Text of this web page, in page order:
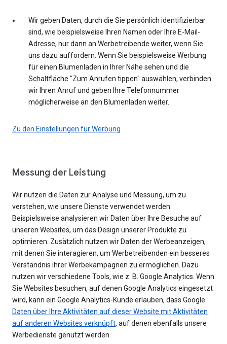
Wir geben Daten, durch die Sie persönlich identifizierbar
sind, wie beispielsweise Ihren Namen oder Ihre E-Mail-
Adresse, nur dann an Werbetreibende weiter, wenn Sie
uns dazu auffordern. Wenn Sie beispielsweise Werbung
für einen Blumenladen in Ihrer Nähe sehen und die
Schaltfläche "Zum Anrufen tippen" auswählen, verbinden
wir Ihren Anruf und geben Ihre Telefonnummer
möglicherweise an den Blumenladen weiter.
Zu den Einstellungen für Werbung
Messung der Leistung
Wir nutzen die Daten zur Analyse und Messung, um zu
verstehen, wie unsere Dienste verwendet werden.
Beispielsweise analysieren wir Daten über Ihre Besuche auf
unseren Websites, um das Design unserer Produkte zu
optimieren. Zusätzlich nutzen wir Daten der Werbeanzeigen,
mit denen Sie interagieren, um Werbetreibenden ein besseres
Verständnis ihrer Werbekampagnen zu ermöglichen. Dazu
nutzen wir verschiedene Tools, wie z. B. Google Analytics. Wenn
Sie Websites besuchen, auf denen Google Analytics eingesetzt
wird, kann ein Google Analytics-Kunde erlauben, dass Google
Daten über Ihre Aktivitäten auf dieser Website mit Aktivitäten
auf anderen Websites verknüpft, auf denen ebenfalls unsere
Werbedienste genutzt werden.